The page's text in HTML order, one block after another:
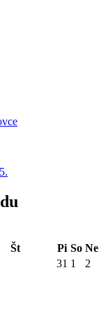
Št Pi So Ne
31 1
2